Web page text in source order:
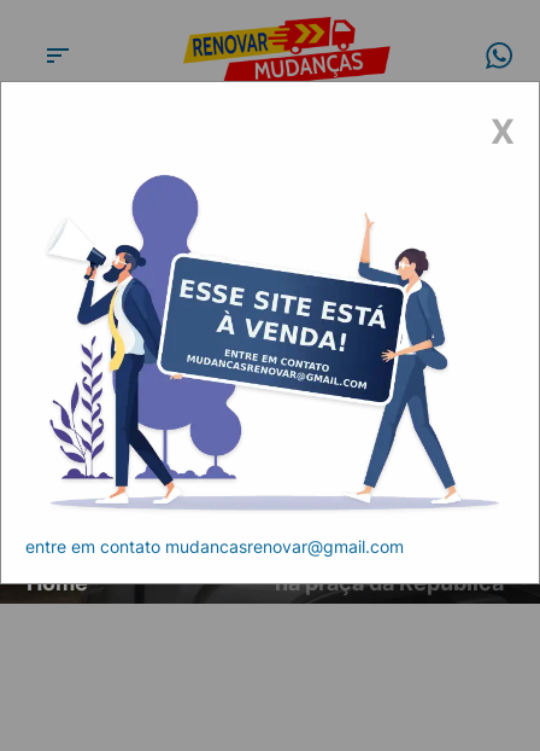
Transportes e fretes na praça
da República
Home
Artigos
Transportes e fretes
na praça da República
X
entre em contato mudancasrenovar@gmail.com